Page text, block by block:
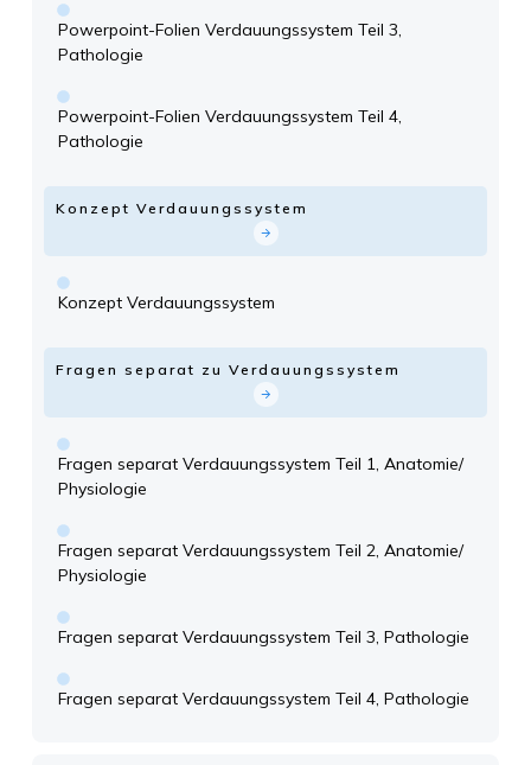
Powerpoint-Folien Verdauungssystem Teil 3,
Pathologie
Powerpoint-Folien Verdauungssystem Teil 4,
Pathologie
Konzept Verdauungssystem
Konzept Verdauungssystem
Fragen separat zu Verdauungssystem
Fragen separat Verdauungssystem Teil 1, Anatomie/
Physiologie
Fragen separat Verdauungssystem Teil 2, Anatomie/
Physiologie
Fragen separat Verdauungssystem Teil 3, Pathologie
Fragen separat Verdauungssystem Teil 4, Pathologie